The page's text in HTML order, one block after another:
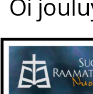
Oi